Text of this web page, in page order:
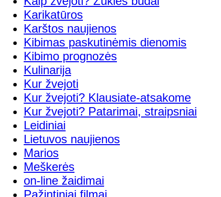
Karikatūros
Karštos naujienos
Kibimas paskutinėmis dienomis
Kibimo prognozės
Kulinarija
Kur žvejoti
Kur žvejoti? Klausiate-atsakome
Kur žvejoti? Patarimai, straipsniai
Leidiniai
Lietuvos naujienos
Marios
Meškerės
on-line žaidimai